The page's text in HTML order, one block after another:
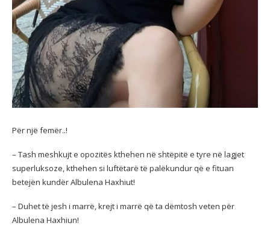
Për një femër..!
– Tash meshkujt e opozitës kthehen në shtëpitë e tyre në lagjet
superluksoze, kthehen si luftëtarë të palëkundur që e fituan
betejën kundër Albulena Haxhiut!
– Duhet të jesh i marrë, krejt i marrë që ta dëmtosh veten për
Albulena Haxhiun!